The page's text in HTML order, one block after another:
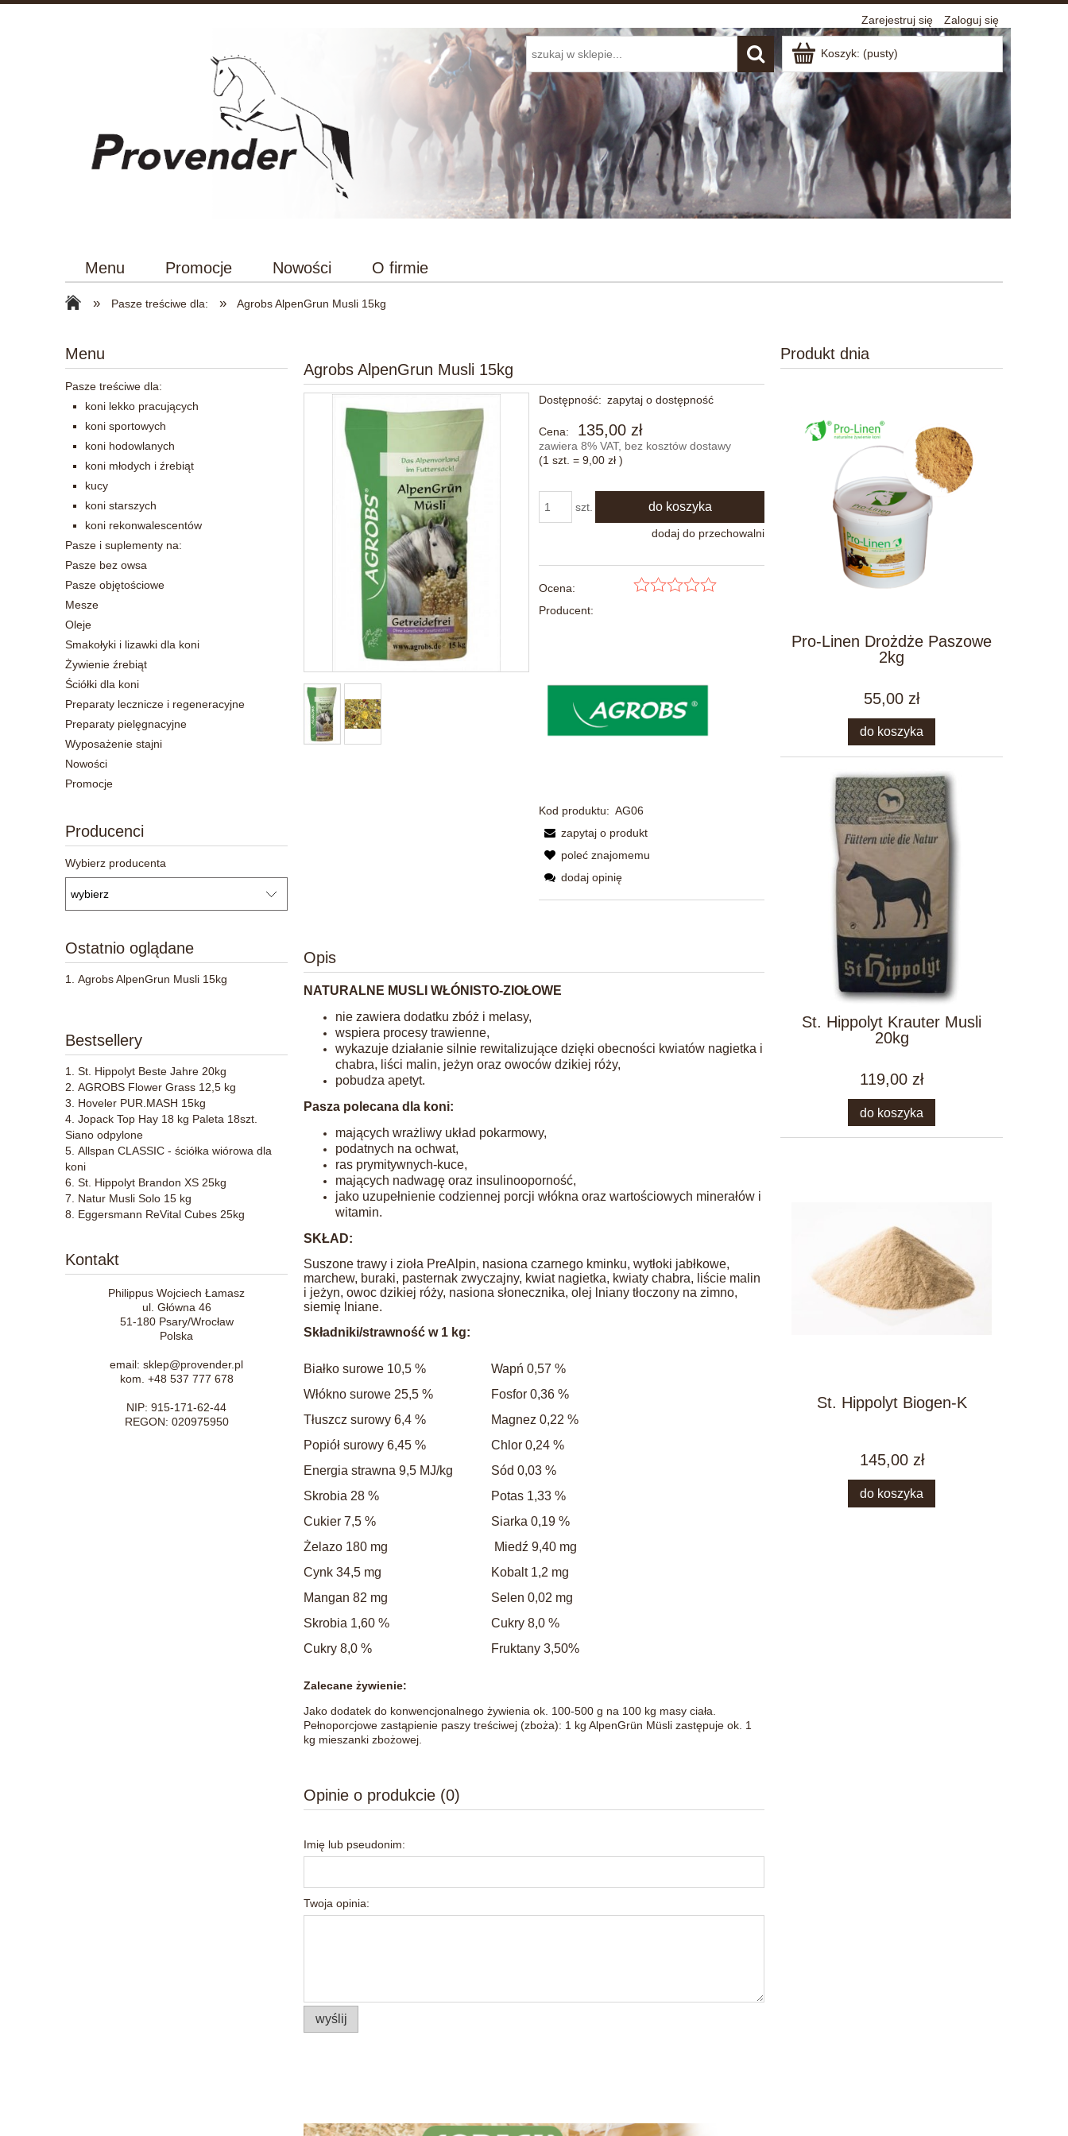
Zarejestruj się Zaloguj się
Koszyk: (pusty)
Menu Promocje Nowości O firmie
» Pasze treściwe dla: » Agrobs AlpenGrun Musli 15kg
Menu
Pasze treściwe dla:
koni lekko pracujących
koni sportowych
koni hodowlanych
koni młodych i źrebiąt
kucy
koni starszych
koni rekonwalescentów
Pasze i suplementy na:
Pasze bez owsa
Pasze objętościowe
Mesze
Oleje
Smakołyki i lizawki dla koni
Żywienie źrebiąt
Ściółki dla koni
Preparaty lecznicze i regeneracyjne
Preparaty pielęgnacyjne
Wyposażenie stajni
Nowości
Promocje
Producenci
Wybierz producenta
Ostatnio oglądane
Agrobs AlpenGrun Musli 15kg
Bestsellery
St. Hippolyt Beste Jahre 20kg
AGROBS Flower Grass 12,5 kg
Hoveler PUR.MASH 15kg
Jopack Top Hay 18 kg Paleta 18szt.
Siano odpylone
Allspan CLASSIC - ściółka wiórowa dla
koni
St. Hippolyt Brandon XS 25kg
Natur Musli Solo 15 kg
Eggersmann ReVital Cubes 25kg
Kontakt
Philippus Wojciech Łamasz
ul. Główna 46
51-180 Psary/Wrocław
Polska
email: sklep@provender.pl
kom. +48 537 777 678
NIP: 915-171-62-44
REGON: 020975950
Agrobs AlpenGrun Musli 15kg
Dostępność: zapytaj o dostępność
Cena: 135,00 zł
zawiera 8% VAT, bez kosztów dostawy
(1szt. =9,00 zł)
szt. do koszyka
dodaj do przechowalni
Ocena:
Producent:
Kod produktu: AG06
zapytaj o produkt
poleć znajomemu
dodaj opinię
Opis
NATURALNE MUSLI WŁÓNISTO-ZIOŁOWE
nie zawiera dodatku zbóż i melasy,
wspiera procesy trawienne,
wykazuje działanie silnie rewitalizujące dzięki obecności kwiatów nagietka i
chabra, liści malin, jeżyn oraz owoców dzikiej róży,
pobudza apetyt.
Pasza polecana dla koni:
mających wrażliwy układ pokarmowy,
podatnych na ochwat,
ras prymitywnych-kuce,
mających nadwagę oraz insulinooporność,
jako uzupełnienie codziennej porcji włókna oraz wartościowych minerałów i
witamin.
SKŁAD:
Suszone trawy i zioła PreAlpin, nasiona czarnego kminku, wytłoki jabłkowe,
marchew, buraki, pasternak zwyczajny, kwiat nagietka, kwiaty chabra, liście malin
i jeżyn, owoc dzikiej róży, nasiona słonecznika, olej lniany tłoczony na zimno,
siemię lniane.
Składniki/strawność w 1 kg:
Białko surowe 10,5 %
Włókno surowe 25,5 %
Tłuszcz surowy 6,4 %
Popiół surowy 6,45 %
Energia strawna 9,5 MJ/kg
Skrobia 28 %
Cukier 7,5 %
Żelazo 180 mg
Cynk 34,5 mg
Mangan 82 mg
Skrobia 1,60 %
Cukry 8,0 %
Wapń 0,57 %
Fosfor 0,36 %
Magnez 0,22 %
Chlor 0,24 %
Sód 0,03 %
Potas 1,33 %
Siarka 0,19 %
Miedź 9,40 mg
Kobalt 1,2 mg
Selen 0,02 mg
Cukry 8,0 %
Fruktany 3,50%
Zalecane żywienie:
Jako dodatek do konwencjonalnego żywienia ok. 100-500 g na 100 kg masy ciała.
Pełnoporcjowe zastąpienie paszy treściwej (zboża): 1 kg AlpenGrün Müsli zastępuje ok. 1
kg mieszanki zbożowej.
Opinie o produkcie (0)
Imię lub pseudonim:
Twoja opinia:
wyślij
Produkt dnia
Pro-Linen Drożdże Paszowe
2kg
55,00 zł
do koszyka
St. Hippolyt Krauter Musli
20kg
119,00 zł
do koszyka
St. Hippolyt Biogen-K
145,00 zł
do koszyka